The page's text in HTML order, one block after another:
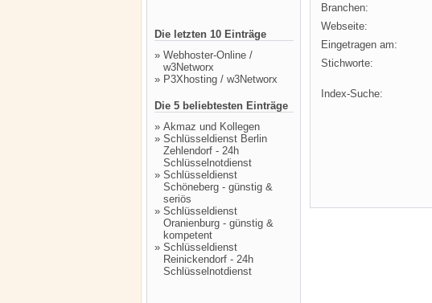
Die letzten 10 Einträge
» Webhoster-Online /
w3Networx
» P3Xhosting / w3Networx
Die 5 beliebtesten Einträge
» Akmaz und Kollegen
» Schlüsseldienst Berlin
Zehlendorf - 24h
Schlüsselnotdienst
» Schlüsseldienst
Schöneberg - günstig &
seriös
» Schlüsseldienst
Oranienburg - günstig &
kompetent
» Schlüsseldienst
Reinickendorf - 24h
Schlüsselnotdienst
Branchen:
Webseite:
Eingetragen am:
Stichworte:
Index-Suche: